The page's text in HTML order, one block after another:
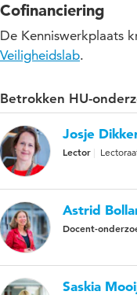
Cofinanciering
De Kenniswerkplaats
Veiligheidslab.
Betrokken HU-
Josje
Lector
Astrid
Docent-
Saskia